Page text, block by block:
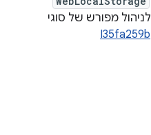
לניהול מפורש של סוגי
I35fa259b